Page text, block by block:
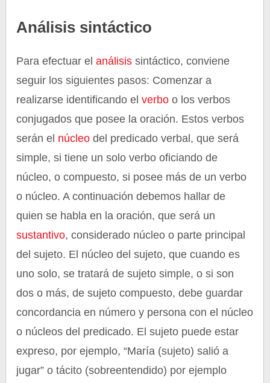
Análisis sintáctico
Para efectuar elanálisis sintáctico, conviene
seguir los siguientes pasos: Comenzar a
realizarse identificando elverbo o los verbos
conjugados que posee la oración. Estos verbos
serán el núcleo del predicado verbal, que será
simple, si tiene un solo verbo oficiando de
núcleo, o compuesto, si posee más de un verbo
o núcleo. A continuación debemos hallar de
quien se habla en la oración, que será un
sustantivo, considerado núcleo o parte principal
del sujeto. El núcleo del sujeto, que cuando es
uno solo, se tratará de sujeto simple, o si son
dos o más, de sujeto compuesto, debe guardar
concordancia en número y persona con el núcleo
o núcleos del predicado. El sujeto puede estar
expreso, por ejemplo, “María (sujeto) salió a
jugar” o tácito (sobreentendido) por ejemplo